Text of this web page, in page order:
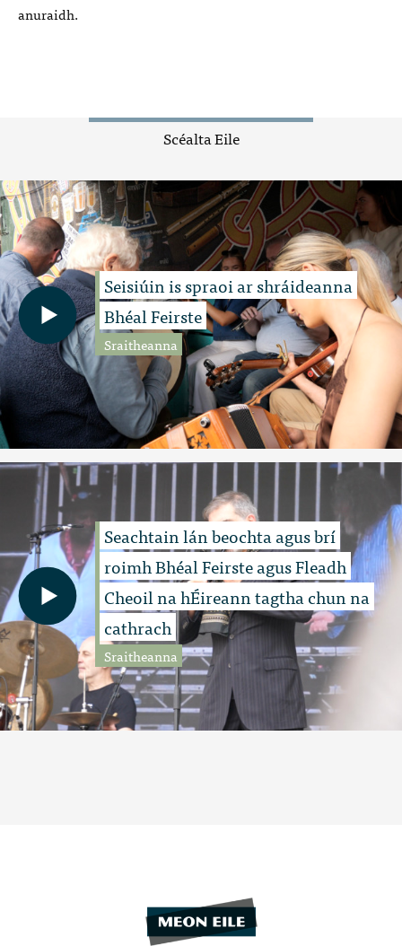
anuraidh.
Scéalta Eile
Seisiúin is spraoi ar shráideanna
Bhéal Feirste
Sraitheanna
Seachtain lán beochta agus brí
roimh Bhéal Feirste agus Fleadh
Cheoil na hÉireann tagtha chun na
cathrach
Sraitheanna